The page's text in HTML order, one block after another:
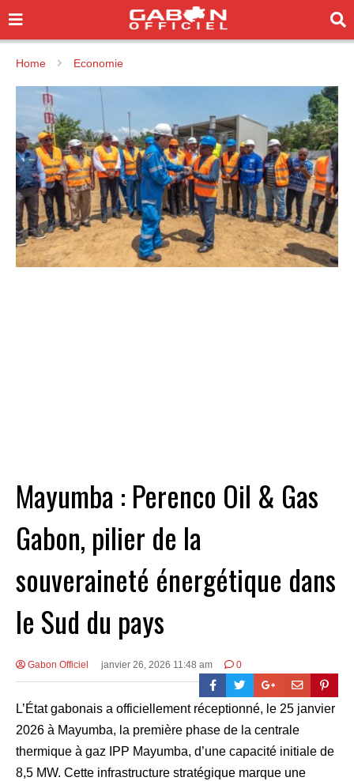
Home Economie
Mayumba : Perenco Oil & Gas
Gabon, pilier de la
souveraineté énergétique dans
le Sud du pays
Gabon Officiel janvier 26, 2026 11:48 am 0
L’État gabonais a officiellement réceptionné, le 25 janvier
2026 à Mayumba, la première phase de la centrale
thermique à gaz IPP Mayumba, d’une capacité initiale de
8,5 MW. Cette infrastructure stratégique marque une